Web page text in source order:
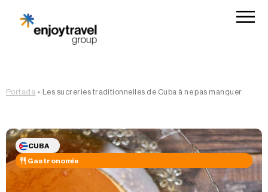
Portada » Les sucreries traditionnelles de Cuba à ne pas manquer
CUBA
Gastronomie